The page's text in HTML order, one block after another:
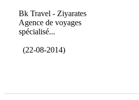
Bk Travel - Ziyarates
Agence de voyages
spécialisé...
(22-08-2014)